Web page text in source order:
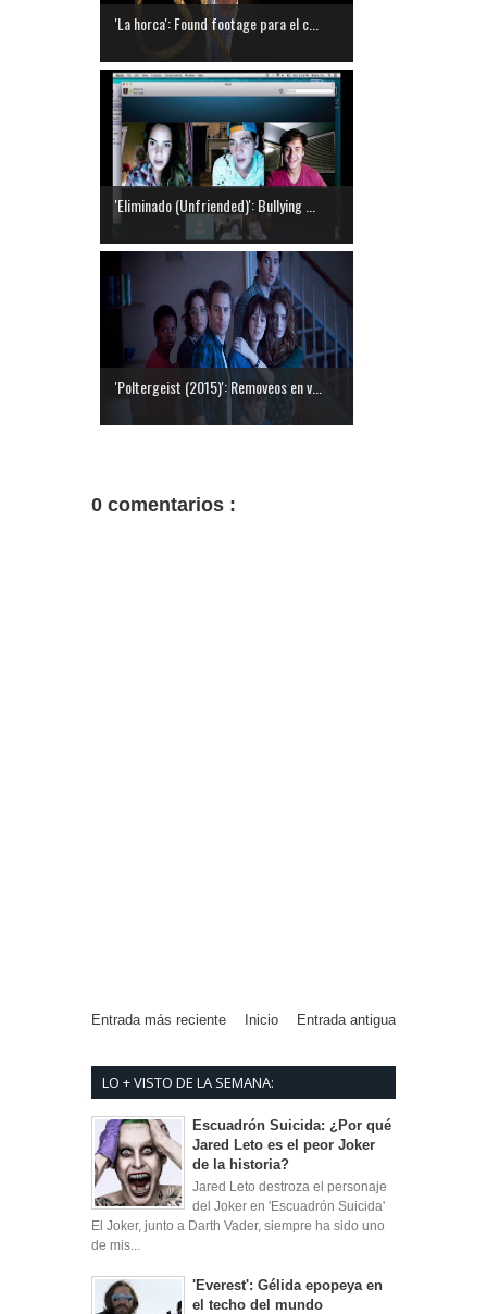
'La horca': Found footage para el c...
'Eliminado (Unfriended)': Bullying ...
'Poltergeist (2015)': Removeos en v...
0 comentarios :
Entrada más reciente Entrada antigua
Inicio
LO + VISTO DE LA SEMANA:
Escuadrón Suicida: ¿Por qué
Jared Leto es el peor Joker
de la historia?
Jared Leto destroza el personaje
del Joker en 'Escuadrón Suicida'
El Joker, junto a Darth Vader, siempre ha sido uno
de mis...
'Everest': Gélida epopeya en
el techo del mundo